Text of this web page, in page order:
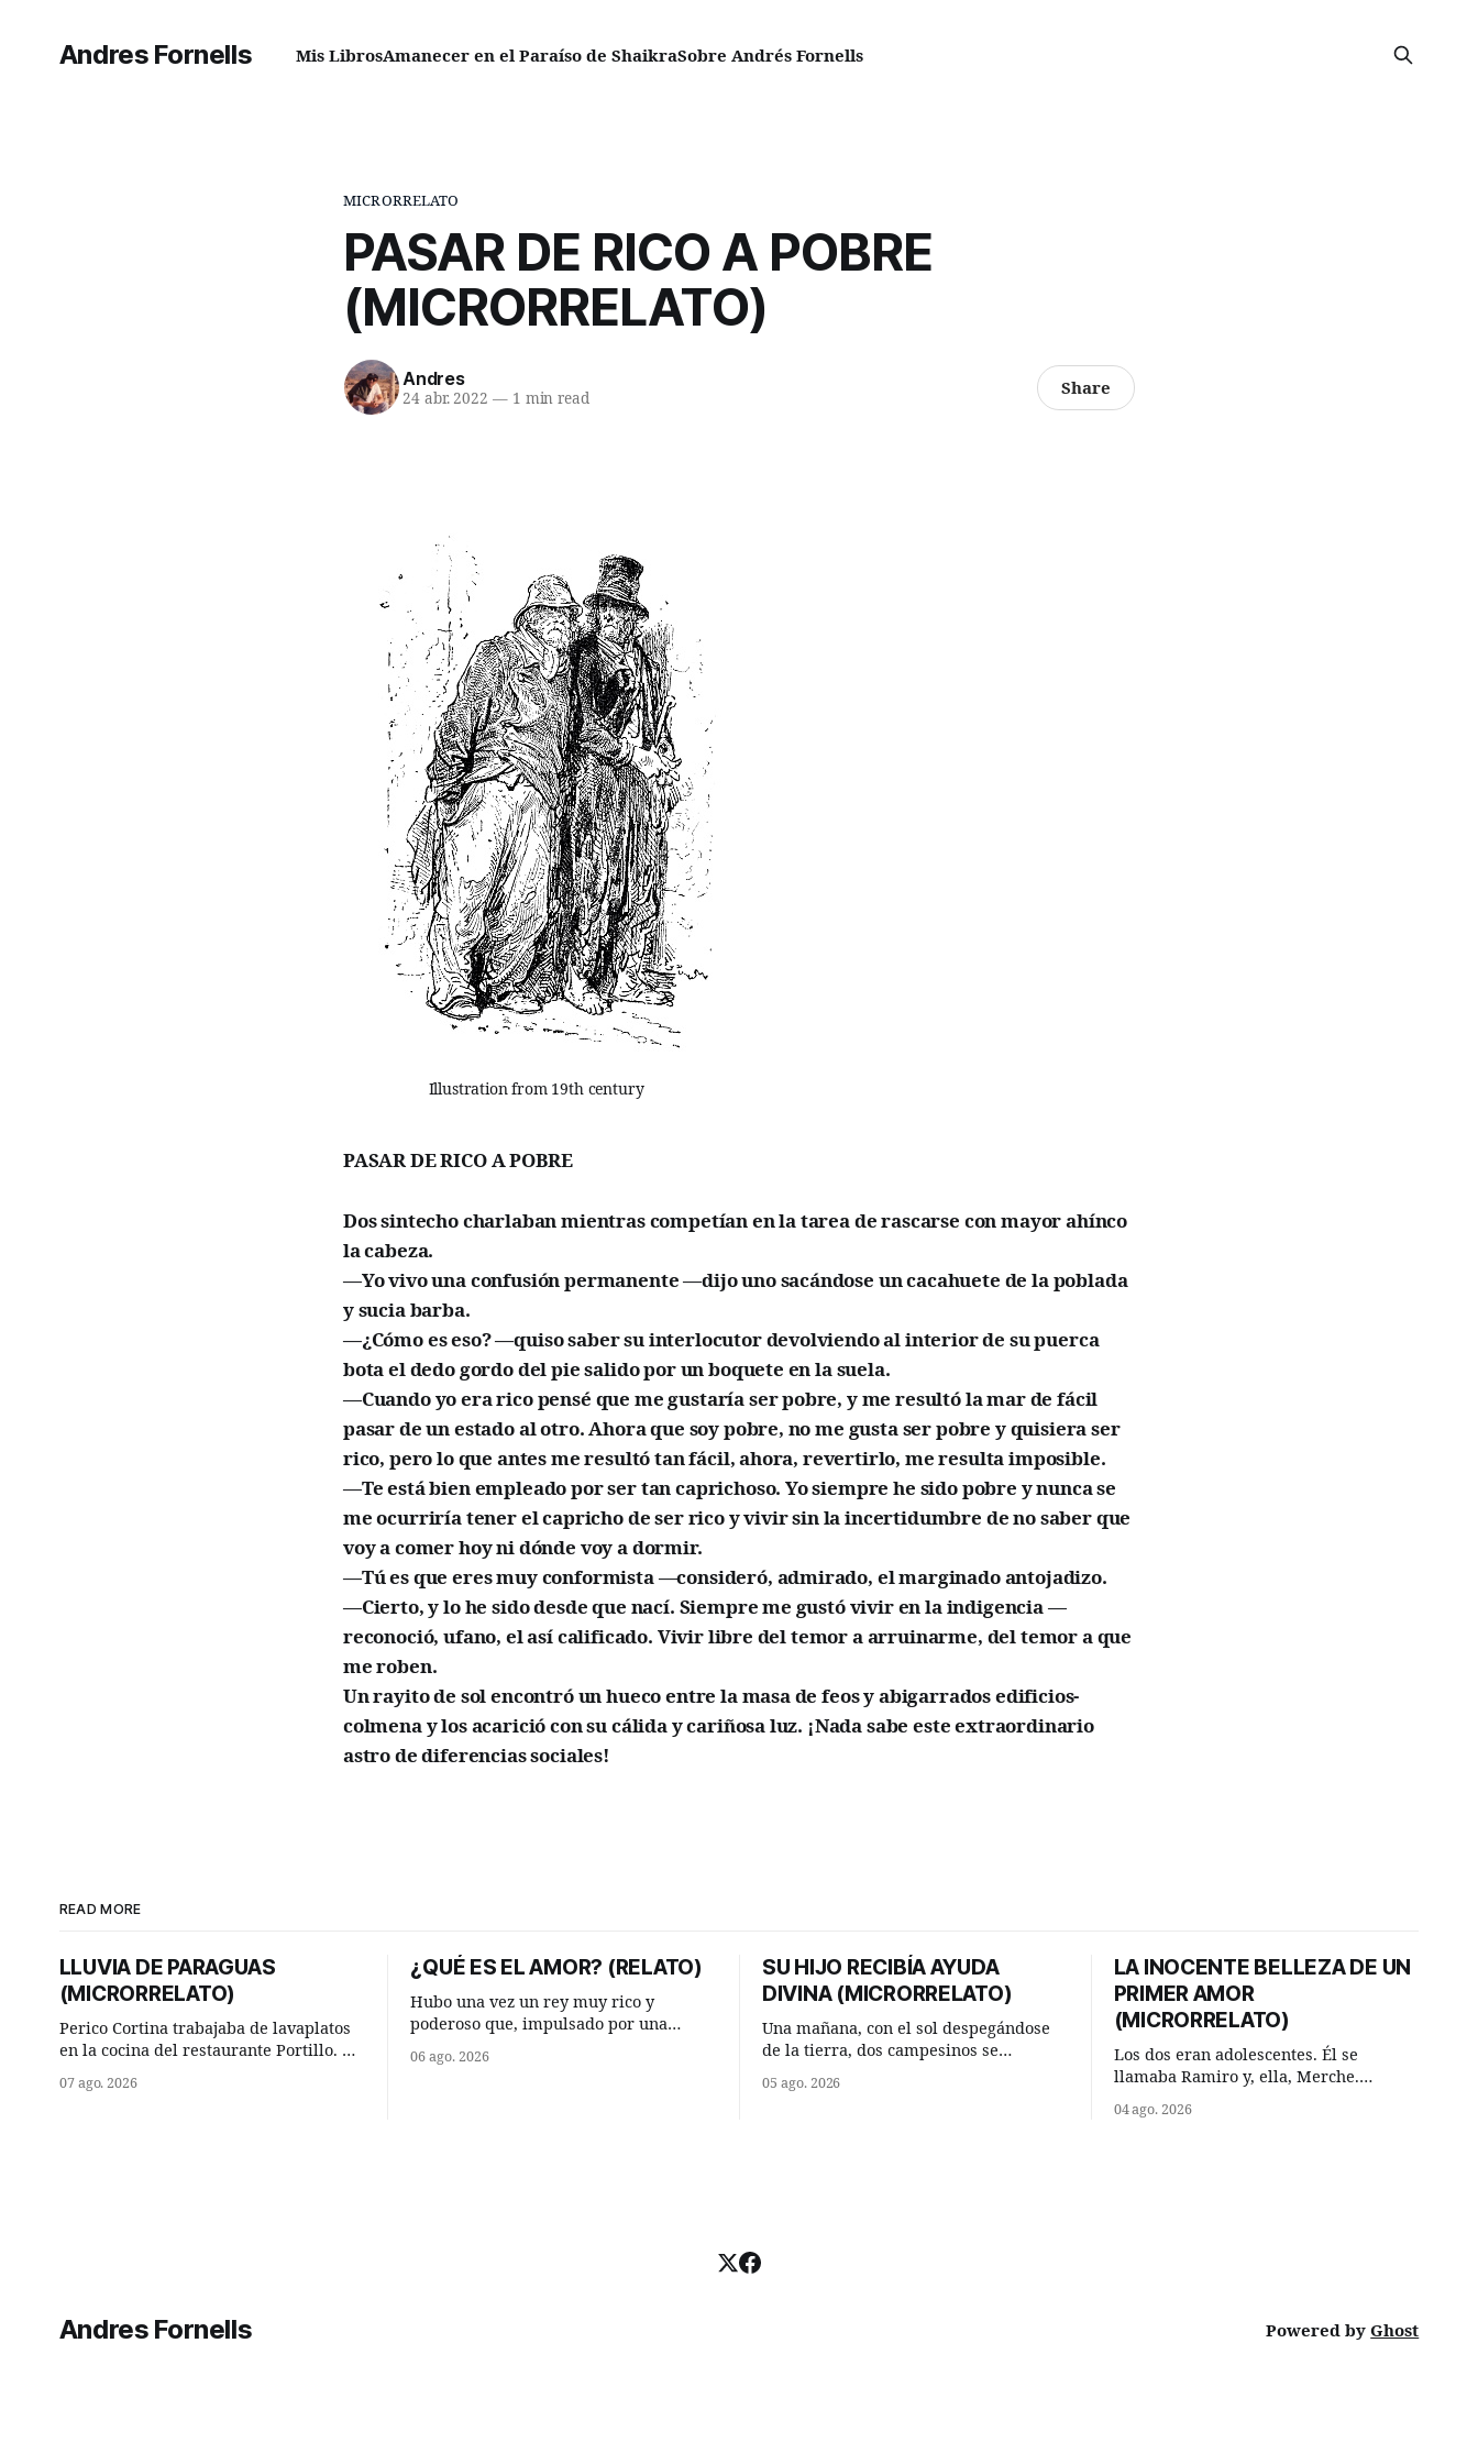
Andres Fornells Mis LibrosAmanecer en el Paraíso de ShaikraSobre Andrés Fornells
MICRORRELATO
PASAR DE RICO A POBRE
(MICRORRELATO)
Andres
24 abr. 2022 —1 min read Share
Illustration from 19th century
PASAR DE RICO A POBRE
Dos sintecho charlaban mientras competían en la tarea de rascarse con mayor ahínco
la cabeza.
—Yo vivo una confusión permanente —dijo uno sacándose un cacahuete de la poblada
y sucia barba.
—¿Cómo es eso? —quiso saber su interlocutor devolviendo al interior de su puerca
bota el dedo gordo del pie salido por un boquete en la suela.
—Cuando yo era rico pensé que me gustaría ser pobre, y me resultó la mar de fácil
pasar de un estado al otro. Ahora que soy pobre, no me gusta ser pobre y quisiera ser
rico, pero lo que antes me resultó tan fácil, ahora, revertirlo, me resulta imposible.
—Te está bien empleado por ser tan caprichoso. Yo siempre he sido pobre y nunca se
me ocurriría tener el capricho de ser rico y vivir sin la incertidumbre de no saber que
voy a comer hoy ni dónde voy a dormir.
—Tú es que eres muy conformista —consideró, admirado, el marginado antojadizo.
—Cierto, y lo he sido desde que nací. Siempre me gustó vivir en la indigencia —
reconoció, ufano, el así calificado. Vivir libre del temor a arruinarme, del temor a que
me roben.
Un rayito de sol encontró un hueco entre la masa de feos y abigarrados edificios-
colmena y los acarició con su cálida y cariñosa luz. ¡Nada sabe este extraordinario
astro de diferencias sociales!
READ MORE
LLUVIA DE PARAGUAS
(MICRORRELATO)
Perico Cortina trabajaba de lavaplatos
en la cocina del restaurante Portillo. De
lugar de trabajo y viceversa le
07 ago. 2026
¿QUÉ ES EL AMOR? (RELATO)
Hubo una vez un rey muy rico y
poderoso que, impulsado por una
hizo una inesperada pregunta al más
06 ago. 2026
SU HIJO RECIBÍA AYUDA
DIVINA (MICRORRELATO)
Una mañana, con el sol despegándose
de la tierra, dos campesinos se
detuvieron un momento a hablar. —
05 ago. 2026
LA INOCENTE BELLEZA DE UN
PRIMER AMOR
(MICRORRELATO)
Los dos eran adolescentes. Él se
llamaba Ramiro y, ella, Merche.
domingo de verano, a las ocho de la
04 ago. 2026
Andres Fornells Powered byGhost